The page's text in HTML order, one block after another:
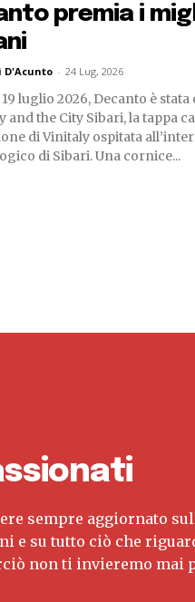
premia i
D'Acunto - 24 Lug, 2026
19 luglio 2026, Decanto è stata
and the City Sibari, la tappa
di Vinitaly ospitata
di Sibari. Una cornice...
sempre aggiornato
e su tutto ciò che
non ti invieremo mai